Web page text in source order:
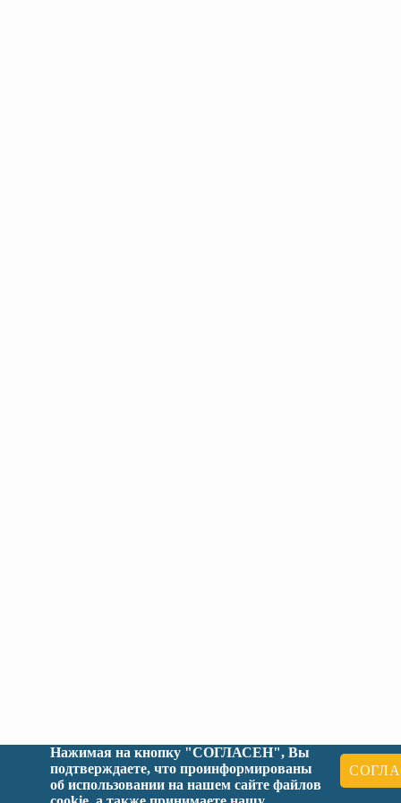
РОСОБРНАДЗОР
Нажимая на кнопку "СОГЛАСЕН", Вы
подтверждаете, что проинформированы
об использовании на нашем сайте файлов